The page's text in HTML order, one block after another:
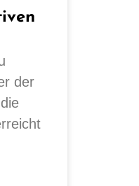
der